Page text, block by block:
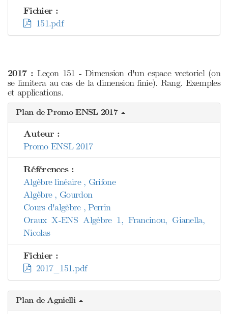
Fichier :
151.pdf
2017 : Leçon 151 - Dimension d'un espace vectoriel (on
se limitera au cas de la dimension finie). Rang. Exemples
et applications.
Plan de Promo ENSL 2017
Auteur :
Promo ENSL 2017
Références :
Algèbre linéaire , Grifone
Algèbre , Gourdon
Cours d'algèbre , Perrin
Oraux X-ENS Algèbre 1, Francinou, Gianella,
Nicolas
Fichier :
2017_151.pdf
Plan de Agnielli